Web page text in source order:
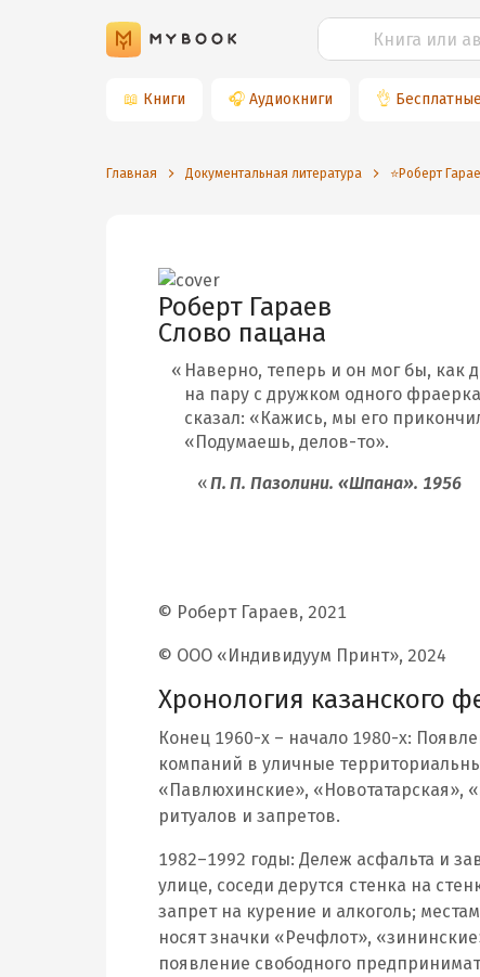
📖 Книги 🎧 Аудиокниги 👌
Главная Документальная литература ⭐️Роберт
Роберт Гараев
Слово пацана
Наверно, теперь и он мог бы, как
на пару с дружком одного
сказал: «Кажись, мы его
«Подумаешь, делов-то».
П. П. Пазолини. «Шпана». 1956
© Роберт Гараев, 2021
© ООО «Индивидуум Принт», 2024
Хронология казанского
Конец 1960-х – начало 1980-х:
компаний в уличные
«Павлюхинские»,
ритуалов и запретов.
1982–1992 годы: Дележ асфальта и
улице, соседи дерутся стенка на
запрет на курение и алкоголь;
носят значки «Речфлот»,
появление свободного